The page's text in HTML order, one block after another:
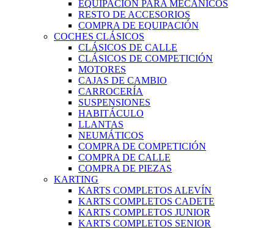
EQUIPACIÓN PARA MECÁNICOS
RESTO DE ACCESORIOS
COMPRA DE EQUIPACIÓN
COCHES CLÁSICOS
CLÁSICOS DE CALLE
CLÁSICOS DE COMPETICIÓN
MOTORES
CAJAS DE CAMBIO
CARROCERÍA
SUSPENSIONES
HABITÁCULO
LLANTAS
NEUMÁTICOS
COMPRA DE COMPETICIÓN
COMPRA DE CALLE
COMPRA DE PIEZAS
KARTING
KARTS COMPLETOS ALEVÍN
KARTS COMPLETOS CADETE
KARTS COMPLETOS JUNIOR
KARTS COMPLETOS SENIOR